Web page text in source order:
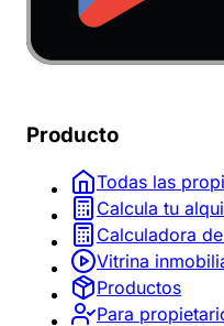
Producto
Todas las
Calcula tu
Calculadora
Vitrina
Productos
Para